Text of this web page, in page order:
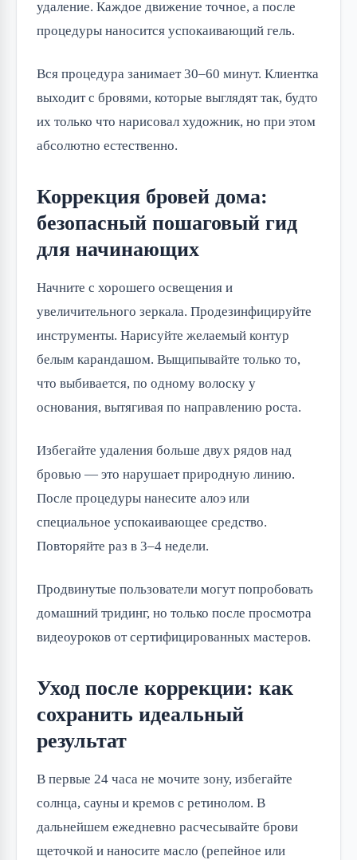
удаление. Каждое движение точное, а после
процедуры наносится успокаивающий гель.
Вся процедура занимает 30–60 минут. Клиентка
выходит с бровями, которые выглядят так, будто
их только что нарисовал художник, но при этом
абсолютно естественно.
Коррекция бровей дома:
безопасный пошаговый гид
для начинающих
Начните с хорошего освещения и
увеличительного зеркала. Продезинфицируйте
инструменты. Нарисуйте желаемый контур
белым карандашом. Выщипывайте только то,
что выбивается, по одному волоску у
основания, вытягивая по направлению роста.
Избегайте удаления больше двух рядов над
бровью — это нарушает природную линию.
После процедуры нанесите алоэ или
специальное успокаивающее средство.
Повторяйте раз в 3–4 недели.
Продвинутые пользователи могут попробовать
домашний тридинг, но только после просмотра
видеоуроков от сертифицированных мастеров.
Уход после коррекции: как
сохранить идеальный
результат
В первые 24 часа не мочите зону, избегайте
солнца, сауны и кремов с ретинолом. В
дальнейшем ежедневно расчесывайте брови
щеточкой и наносите масло (репейное или